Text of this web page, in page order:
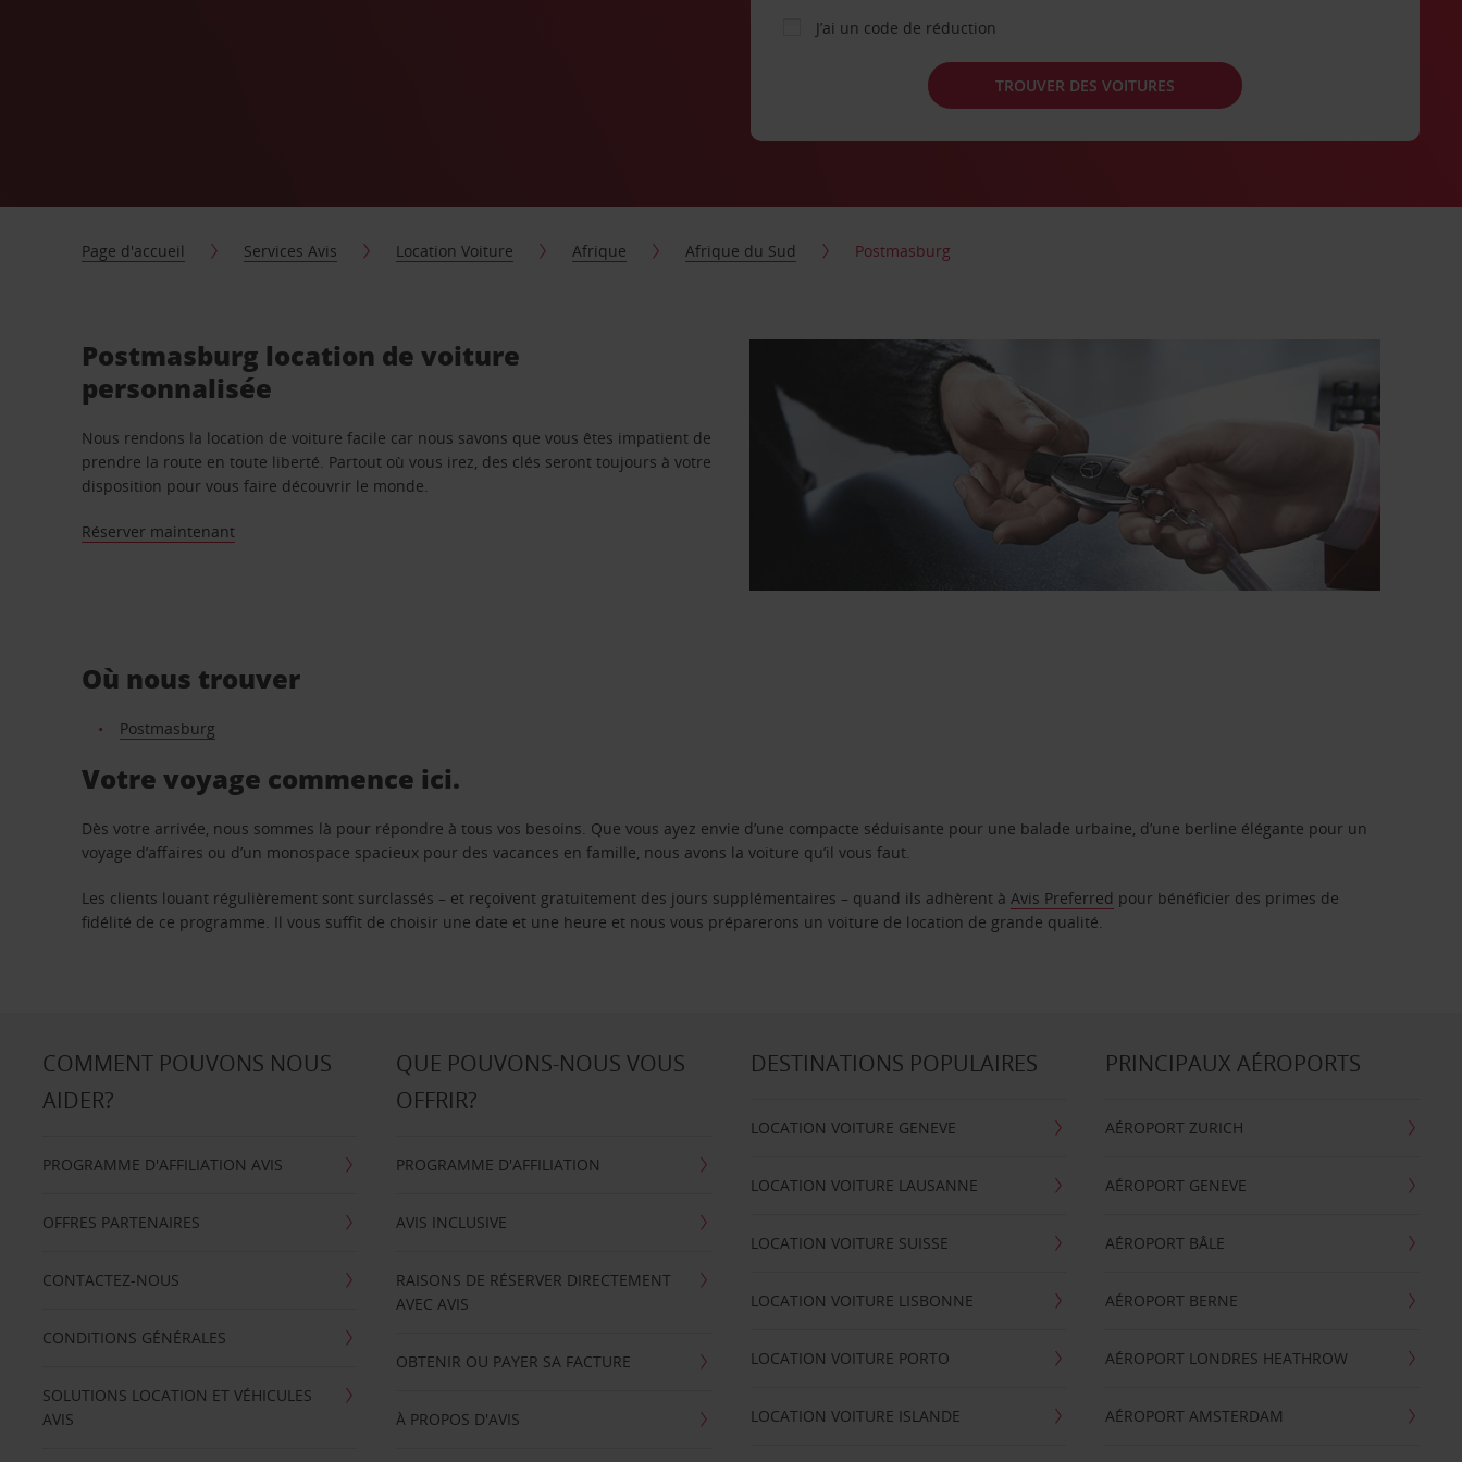
J’ai un code de réduction
TROUVER DES VOITURES
Page d'accueil Services Avis Location Voiture Afrique Afrique du Sud Postmasburg
Postmasburg location de voiture
personnalisée
Nous rendons la location de voiture facile car nous savons que vous êtes impatient de
prendre la route en toute liberté. Partout où vous irez, des clés seront toujours à votre
disposition pour vous faire découvrir le monde.
Réserver maintenant
Où nous trouver
Postmasburg
Votre voyage commence ici.
Dès votre arrivée, nous sommes là pour répondre à tous vos besoins. Que vous ayez envie d’une compacte séduisante pour une balade urbaine, d’une berline élégante pour un
voyage d’affaires ou d’un monospace spacieux pour des vacances en famille, nous avons la voiture qu’il vous faut.
Les clients louant régulièrement sont surclassés – et reçoivent gratuitement des jours supplémentaires – quand ils adhèrent àAvis Preferred pour bénéficier des primes de
fidélité de ce programme. Il vous suffit de choisir une date et une heure et nous vous préparerons un voiture de location de grande qualité.
COMMENT POUVONS NOUS
AIDER?
PROGRAMME D'AFFILIATION AVIS
OFFRES PARTENAIRES
CONTACTEZ-NOUS
CONDITIONS GÉNÉRALES
SOLUTIONS LOCATION ET VÉHICULES
AVIS
QUE POUVONS-NOUS VOUS
OFFRIR?
PROGRAMME D'AFFILIATION
AVIS INCLUSIVE
RAISONS DE RÉSERVER DIRECTEMENT
AVEC AVIS
OBTENIR OU PAYER SA FACTURE
À PROPOS D'AVIS
DESTINATIONS POPULAIRES
LOCATION VOITURE GENEVE
LOCATION VOITURE LAUSANNE
LOCATION VOITURE SUISSE
LOCATION VOITURE LISBONNE
LOCATION VOITURE PORTO
LOCATION VOITURE ISLANDE
PRINCIPAUX AÉROPORTS
AÉROPORT ZURICH
AÉROPORT GENEVE
AÉROPORT BÂLE
AÉROPORT BERNE
AÉROPORT LONDRES HEATHROW
AÉROPORT AMSTERDAM